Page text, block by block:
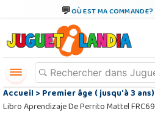
OÙ EST MA COMMANDE?
Accueil>Premier âge ( jusqu'à 3 ans)
Libro Aprendizaje De Perrito Mattel FRC69